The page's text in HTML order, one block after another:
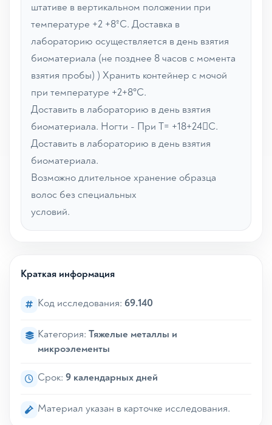
штативе в вертикальном положении при
температуре +2 +8ºС. Доставка в
лабораторию осуществляется в день взятия
биоматериала (не позднее 8 часов с момента
взятия пробы) ) Хранить контейнер с мочой
при температуре +2+8°С.
Доставить в лабораторию в день взятия
биоматериала. Ногти - При Т= +18+24С.
Доставить в лабораторию в день взятия
биоматериала.
Возможно длительное хранение образца
волос без специальных
условий.
Краткая информация
Код исследования: 69.140
Категория: Тяжелые металлы и
микроэлементы
Срок: 9 календарных дней
Материал указан в карточке исследования.